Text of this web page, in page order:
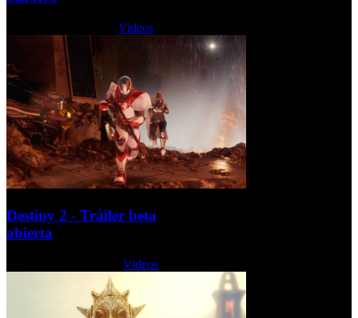
Videos
Destiny 2 - Tráiler beta
abierta
Videos